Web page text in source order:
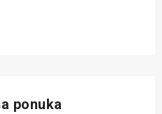
ponuka